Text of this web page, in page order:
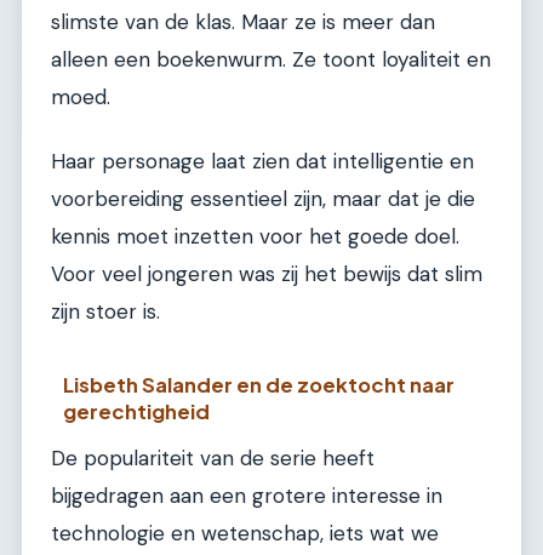
slimste van de klas. Maar ze is meer dan
alleen een boekenwurm. Ze toont loyaliteit en
moed.
Haar personage laat zien dat intelligentie en
voorbereiding essentieel zijn, maar dat je die
kennis moet inzetten voor het goede doel.
Voor veel jongeren was zij het bewijs dat slim
zijn stoer is.
Lisbeth Salander en de zoektocht naar
gerechtigheid
De populariteit van de serie heeft
bijgedragen aan een grotere interesse in
technologie en wetenschap, iets wat we